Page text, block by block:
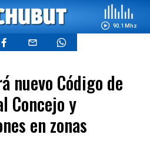
90.1 Mhz
nuevo Código de
Concejo y
en zonas